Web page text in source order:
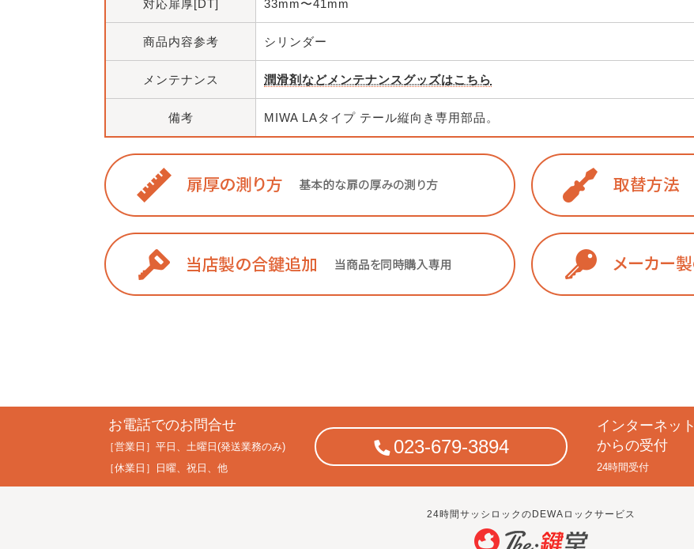
対応扉厚[DT] 33mm〜41mm
商品内容参考 シリンダー
メンテナンス 潤滑剤などメンテナンスグッズはこちら
備考 MIWA LAタイプ テール縦向き専用部品。
お電話でのお問合せ
［営業日］ 平日、土曜日(発送業務のみ)
［休業日］
日曜、祝日、他
023-679-3894
インターネット
からの受付
24時間受付
24時間サッシロックのDEWAロックサービス